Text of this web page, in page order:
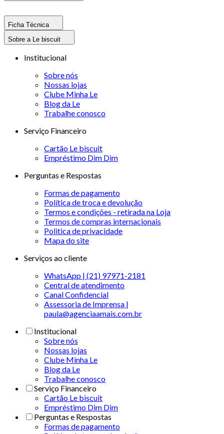
Ficha Técnica
Sobre a Le biscuit
Institucional
Sobre nós
Nossas lojas
Clube Minha Le
Blog da Le
Trabalhe conosco
Serviço Financeiro
Cartão Le biscuit
Empréstimo Dim Dim
Perguntas e Respostas
Formas de pagamento
Política de troca e devolução
Termos e condições - retirada na Loja
Termos de compras internacionais
Politica de privacidade
Mapa do site
Serviços ao cliente
WhatsApp | (21) 97971-2181
Central de atendimento
Canal Confidencial
Assessoria de Imprensa |
paula@agenciaamais.com.br
Institucional
Sobre nós
Nossas lojas
Clube Minha Le
Blog da Le
Trabalhe conosco
Serviço Financeiro
Cartão Le biscuit
Empréstimo Dim Dim
Perguntas e Respostas
Formas de pagamento